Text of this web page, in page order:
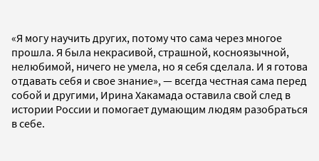
«Я могу научить других, потому что сама через многое
прошла. Я была некрасивой, страшной, косноязычной,
нелюбимой, ничего не умела, но я себя сделала. И я готова
отдавать себя и свое знание», — всегда честная сама перед
собой и другими, Ирина Хакамада оставила свой след в
истории России и помогает думающим людям разобраться
в себе.